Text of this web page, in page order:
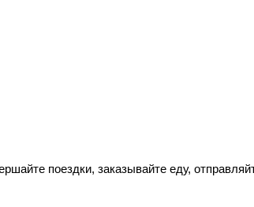
поездки, заказывайте еду,